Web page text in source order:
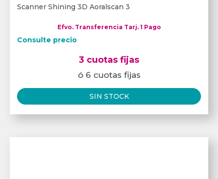
Scanner Shining 3D Aoralscan 3
Efvo. Transferencia Tarj. 1 Pago
Consulte precio
3 cuotas fijas
ó 6 cuotas fijas
SIN STOCK